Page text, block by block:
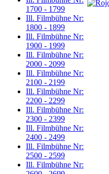
1700 - 1799
Ill. Filmbühne Nr:
1800 - 1899
Ill. Filmbühne Nr:
1900 - 1999
Ill. Filmbühne Nr:
2000 - 2099
Ill. Filmbühne Nr:
2100 - 2199
Ill. Filmbühne Nr:
2200 - 2299
Ill. Filmbühne Nr:
2300 - 2399
Ill. Filmbühne Nr:
2400 - 2499
Ill. Filmbühne Nr:
2500 - 2599
Ill. Filmbühne Nr: